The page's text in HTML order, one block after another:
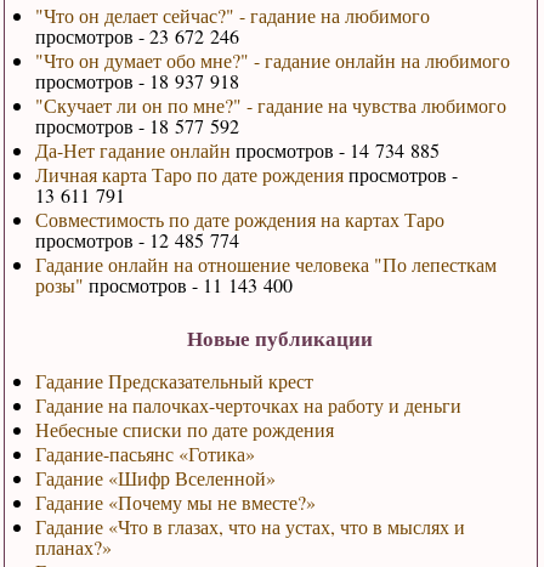
"Что он делает сейчас?" - гадание на любимого
просмотров - 23 672 246
"Что он думает обо мне?" - гадание онлайн на любимого
просмотров - 18 937 918
"Скучает ли он по мне?" - гадание на чувства любимого
просмотров - 18 577 592
Да-Нет гадание онлайн просмотров - 14 734 885
Личная карта Таро по дате рожденияпросмотров -
13 611 791
Совместимость по дате рождения на картах Таро
просмотров - 12 485 774
Гадание онлайн на отношение человека "По лепесткам
розы" просмотров - 11 143 400
Новые публикации
Гадание Предсказательный крест
Гадание на палочках-черточках на работу и деньги
Небесные списки по дате рождения
Гадание-пасьянс «Готика»
Гадание «Шифр Вселенной»
Гадание «Почему мы не вместе?»
Гадание «Что в глазах, что на устах, что в мыслях и
планах?»